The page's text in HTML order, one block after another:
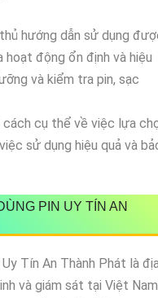
hướng dẫn sử dụng
động ổn định và hiệu
và kiểm tra pin, sạc
cụ thể về việc lựa
sử dụng hiệu quả và
PIN UY TÍN AN
Tín An Thành Phát là
và giám sát tại Việt